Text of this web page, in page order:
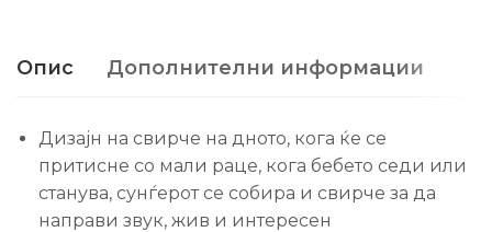
Опис Дополнителни информации
Дизајн на свирче на дното, кога ќе се
притисне со мали раце, кога бебето седи или
станува, сунѓерот се собира и свирче за да
направи звук, жив и интересен